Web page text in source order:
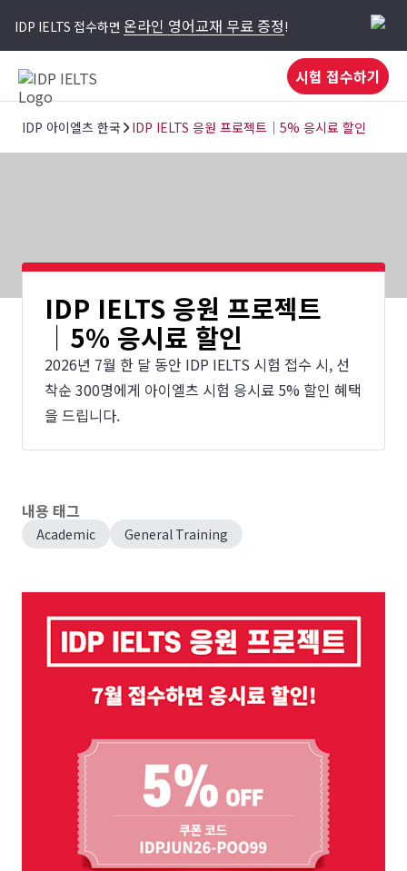
IDP IELTS 접수하면 온라인 영어교재 무료 증정!
시험 접수하기
IDP 아이엘츠 한국 IDP IELTS 응원 프로젝트│5% 응시료 할인
IDP IELTS 응원 프로젝트
│5% 응시료 할인
2026년 7월 한 달 동안 IDP IELTS 시험 접수 시, 선
착순 300명에게 아이엘츠 시험 응시료 5% 할인 혜택
을 드립니다.
내용 태그
Academic General Training